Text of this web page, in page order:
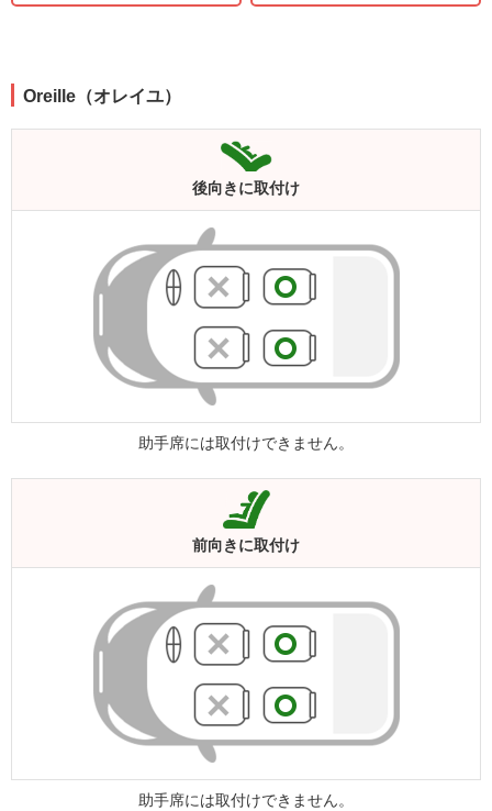
Oreille（オレイユ）
後向きに取付け
助手席には取付けできません。
前向きに取付け
助手席には取付けできません。